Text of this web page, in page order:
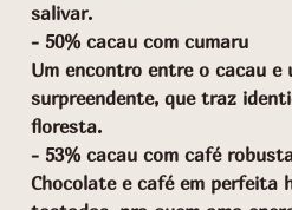
salivar.
- 50% cacau com cumaru
Um encontro entre o cacau e
surpreendente, que traz
floresta.
- 53% cacau com café
Chocolate e café em perfeita